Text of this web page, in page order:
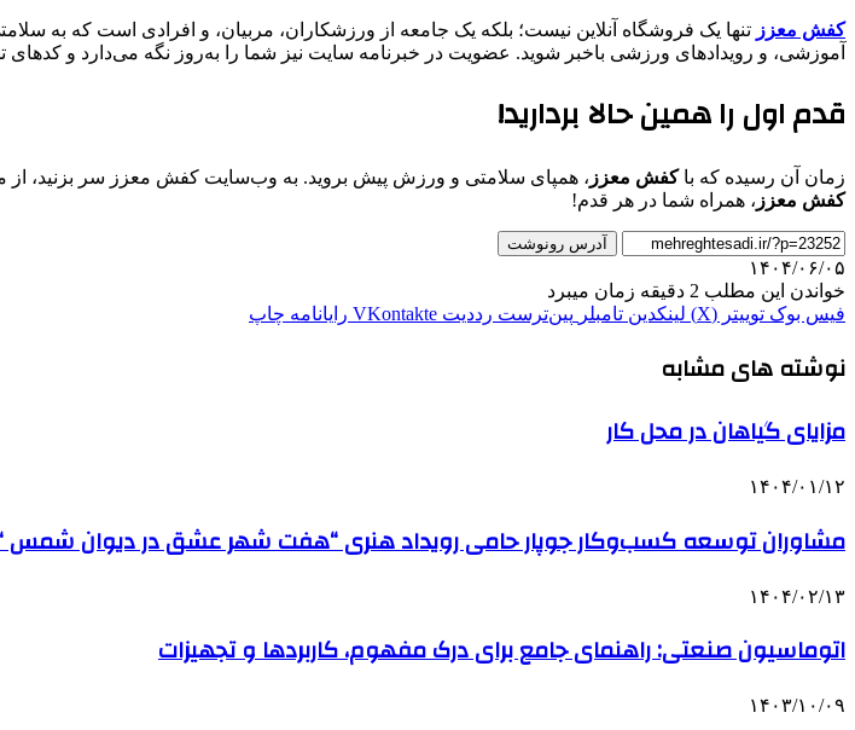
کفش معزز تنها یک فروشگاه آنلاین نیست؛ بلکه یک جامعه از ورزشکاران، مربیان، و افرادی است که به
آموزشی، و رویدادهای ورزشی باخبر شوید. عضویت در خبرنامه سایت نیز شما را به‌روز نگه می‌دارد و
قدم اول را همین حالا بردارید!
زمان آن رسیده که باکفش معزز ، همپای سلامتی و ورزش پیش بروید. به وب‌سایت کفش معزز سر بزنید، از
کفش معزز ، همراه شما در هر قدم!
آدرس رونوشت
۱۴۰۴/۰۶/۰۵
خواندن این مطلب 2 دقیقه زمان میبرد
فیس بوک توییتر (X) لینکدین ‫تامبلر ‫پین‌ترست ‫رددیت ‫VKontakte رایانامه چاپ
نوشته های مشابه
مزایای گیاهان در محل کار
۱۴۰۴/۰۱/۱۲
مشاوران توسعه کسب‌وکار جوپار حامی رویداد هنری “هفت شهر عشق در دیوان شمس
۱۴۰۴/۰۲/۱۳
اتوماسیون صنعتی: راهنمای جامع برای درک مفهوم، کاربردها و تجهیزات
۱۴۰۳/۱۰/۰۹